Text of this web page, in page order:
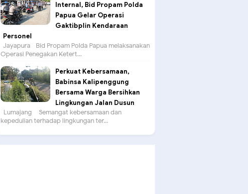
Internal, Bid Propam Polda
Papua Gelar Operasi
Gaktibplin Kendaraan
Personel
Jayapura –Bid Propam Polda Papua melaksanakan
Operasi Penegakan Ketert...
Perkuat Kebersamaan,
Babinsa Kalipenggung
Bersama Warga Bersihkan
Lingkungan Jalan Dusun
Lumajang – Semangat kebersamaan dan
kepedulian terhadap lingkungan ter...